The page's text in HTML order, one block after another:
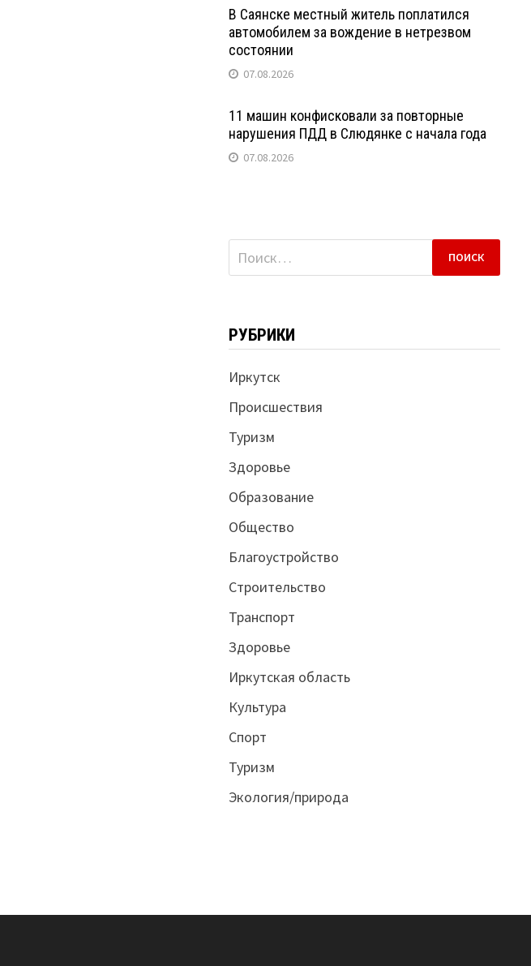
В Саянске местный житель поплатился
автомобилем за вождение в нетрезвом
состоянии
07.08.2026
11 машин конфисковали за повторные
нарушения ПДД в Слюдянке с начала года
07.08.2026
Найти:
РУБРИКИ
Иркутск
Происшествия
Туризм
Здоровье
Образование
Общество
Благоустройство
Строительство
Транспорт
Здоровье
Иркутская область
Культура
Спорт
Туризм
Экология/природа